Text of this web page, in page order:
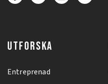
UTFORSKA
Entreprenad